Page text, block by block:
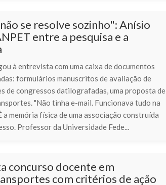
se resolve sozinho": Anísio
entre a pesquisa e a
à entrevista com uma caixa de documentos
formulários manuscritos de avaliação de
de congressos datilografadas, uma proposta de
"Não tinha e-mail. Funcionava tudo na
a memória física de uma associação construída
Professor da Universidade Fede...
concurso docente em
com critérios de ação